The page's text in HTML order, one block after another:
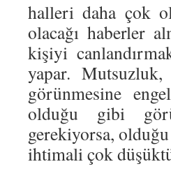
halleri daha çok
olacağı haberler
kişiyi
yapar.
görünmesine
olduğu gibi
gerekiyorsa,
ihtimali çok